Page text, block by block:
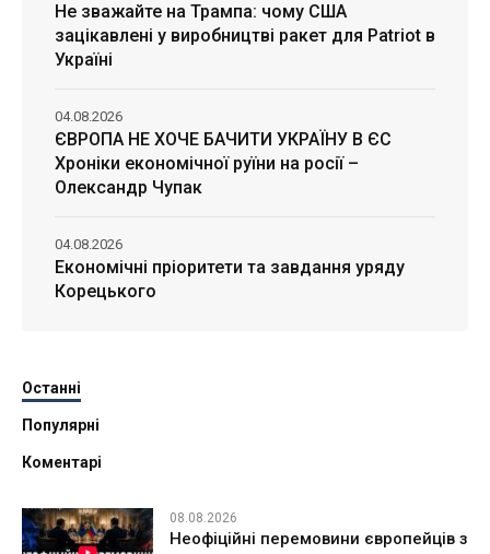
Не зважайте на Трампа: чому США
зацікавлені у виробництві ракет для Patriot в
Україні
ЄВРОПА НЕ ХОЧЕ БАЧИТИ УКРАЇНУ В ЄС
Хроніки економічної руїни на росії –
Олександр Чупак
04.08.2026
Економічні пріоритети та завдання уряду
Корецького
04.08.2026
Останні
Популярні
Коментарі
08.08.2026
Неофіційні перемовини європейців з